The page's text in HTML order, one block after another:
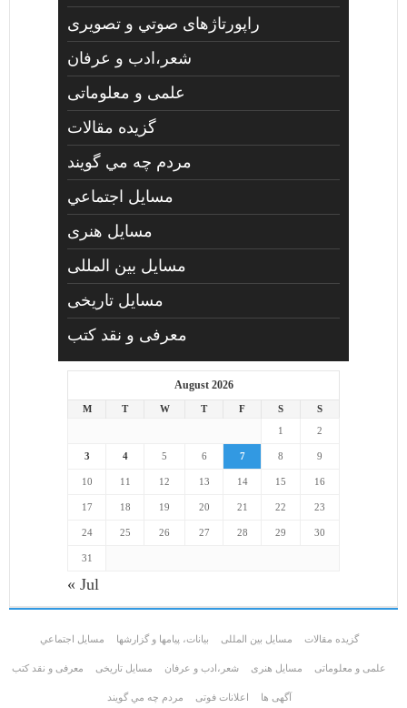
راپورتاژهای صوتي و تصويری
شعر،ادب و عرفان
علمی و معلوماتی
گزیده مقالات
مردم چه مي گويند
مسايل اجتماعي
مسايل هنری
مسایل بین المللی
مسایل تاریخی
معرفی و نقد کتب
August 2026
M T W T F S
S
1
2
3 4 5 6 7 8 9
10 11 12 13 14 15 16
17 18 19 20 21 22 23
24 25 26 27 28 29 30
31
« Jul
گزیده مقالات مسایل بین المللی بیانات، پیامها و گزارشها مسايل اجتماعي
علمی و معلوماتی مسايل هنری شعر،ادب و عرفان مسایل تاریخی معرفی و نقد کتب
آگهی ها اعلانات فوتی مردم چه مي گويند